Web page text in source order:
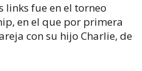
links fue en el torneo
en el que por primera
con su hijo Charlie, de